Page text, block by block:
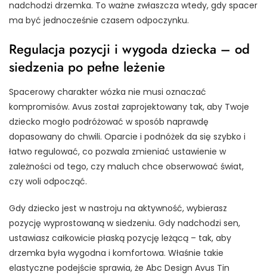
nadchodzi drzemka. To ważne zwłaszcza wtedy, gdy spacer
ma być jednocześnie czasem odpoczynku.
Regulacja pozycji i wygoda dziecka – od
siedzenia po pełne leżenie
Spacerowy charakter wózka nie musi oznaczać
kompromisów. Avus został zaprojektowany tak, aby Twoje
dziecko mogło podróżować w sposób naprawdę
dopasowany do chwili. Oparcie i podnóżek da się szybko i
łatwo regulować, co pozwala zmieniać ustawienie w
zależności od tego, czy maluch chce obserwować świat,
czy woli odpocząć.
Gdy dziecko jest w nastroju na aktywność, wybierasz
pozycję wyprostowaną w siedzeniu. Gdy nadchodzi sen,
ustawiasz całkowicie płaską pozycję leżącą – tak, aby
drzemka była wygodna i komfortowa. Właśnie takie
elastyczne podejście sprawia, że Abc Design Avus Tin